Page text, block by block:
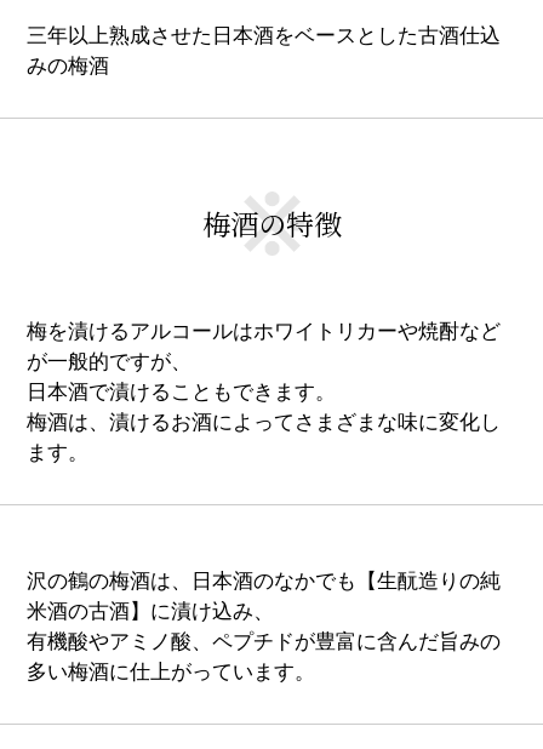
三年以上熟成させた日本酒をベースとした古酒仕込
みの梅酒
梅酒の特徴
梅を漬けるアルコールはホワイトリカーや焼酎など
が一般的ですが、
日本酒で漬けることもできます。
梅酒は、漬けるお酒によってさまざまな味に変化し
ます。
沢の鶴の梅酒は、日本酒のなかでも【生酛造りの純
米酒の古酒】に漬け込み、
有機酸やアミノ酸、ペプチドが豊富に含んだ旨みの
多い梅酒に仕上がっています。